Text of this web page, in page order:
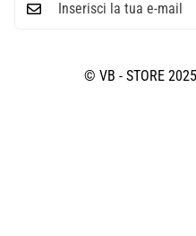
© VB - STORE